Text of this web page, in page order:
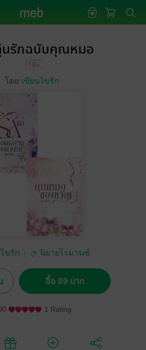
นรักฉบับคุณหมอ
โดย เขียนไขรัก
ขรัก นิยายโรมานซ์
ซื้อ 89 บาท
1 Rating